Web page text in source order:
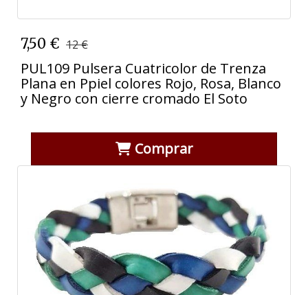
7,50 € 12 €
PUL109 Pulsera Cuatricolor de Trenza
Plana en Ppiel colores Rojo, Rosa, Blanco
y Negro con cierre cromado El Soto
Comprar